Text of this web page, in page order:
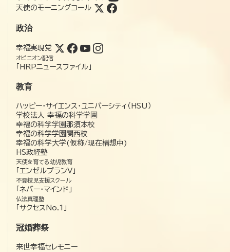
天使のモーニングコール
政治
幸福実現党
オピニオン配信
「HRPニュースファイル」
教育
ハッピー・サイエンス・ユニバーシティ（HSU）
学校法人 幸福の科学学園
幸福の科学学園那須本校
幸福の科学学園関西校
幸福の科学大学(仮称/現在構想中)
HS政経塾
天使を育てる幼児教育
「エンゼルプランV」
不登校児支援スクール
「ネバー・マインド」
仏法真理塾
「サクセスNo.1」
冠婚葬祭
来世幸福セレモニー